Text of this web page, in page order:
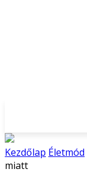
Kezdőlap Életmód
miatt